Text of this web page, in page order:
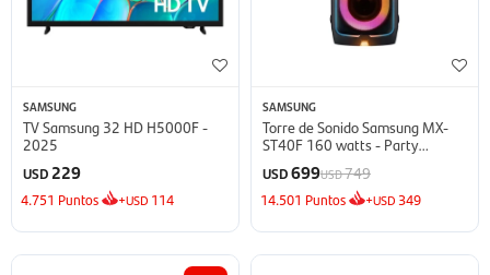
SAMSUNG
TV Samsung 32 HD H5000F -
2025
USD 229
4.751 Puntos +USD 114
SAMSUNG
Torre de Sonido Samsung MX-
ST40F 160 watts - Party
USD699USD749
14.501 Puntos +USD 349